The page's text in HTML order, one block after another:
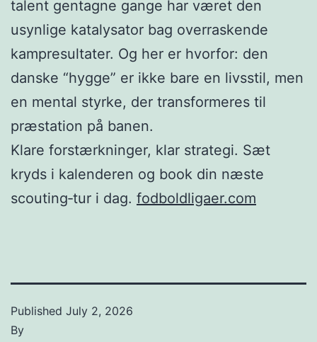
talent gentagne gange har været den
usynlige katalysator bag overraskende
kampresultater. Og her er hvorfor: den
danske “hygge” er ikke bare en livsstil, men
en mental styrke, der transformeres til
præstation på banen.
Klare forstærkninger, klar strategi. Sæt
kryds i kalenderen og book din næste
scouting‑tur i dag. fodboldligaer.com
Published July 2, 2026
By